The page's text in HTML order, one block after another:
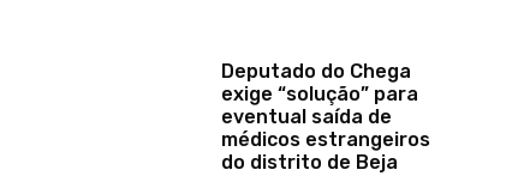
Deputado do Chega
exige “solução” para
eventual saída de
médicos estrangeiros
do distrito de Beja